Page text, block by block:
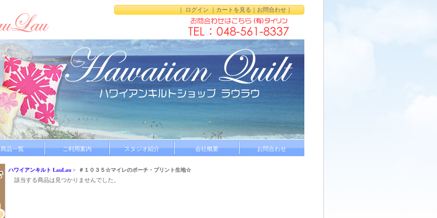
｜ログイン｜カートを見る｜お問合わせ｜
商品一覧 ご利用案内 スタジオ紹介 会社概要 お問合わせ
ハワイアンキルト LauLau> ＃１０３５☆マイレのポーチ・プリント生地☆
該当する商品は見つかりませんでした。